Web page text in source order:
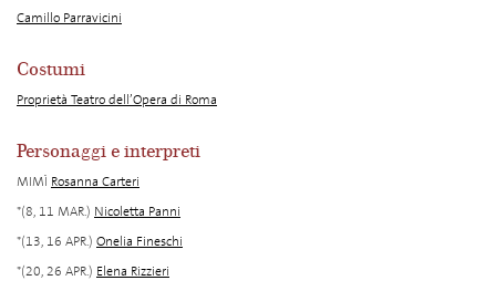
Camillo Parravicini
Costumi
Proprietà Teatro dell’Opera di Roma
Personaggi e interpreti
MIMÌ Rosanna Carteri
*(8, 11 MAR.) Nicoletta Panni
*(13, 16 APR.) Onelia Fineschi
*(20, 26 APR.) Elena Rizzieri